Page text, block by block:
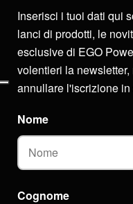
Inserisci i tuoi dati qui
lanci di prodotti, le
esclusive di EGO
volentieri la
annullare l'iscrizione
Nome
Cognome